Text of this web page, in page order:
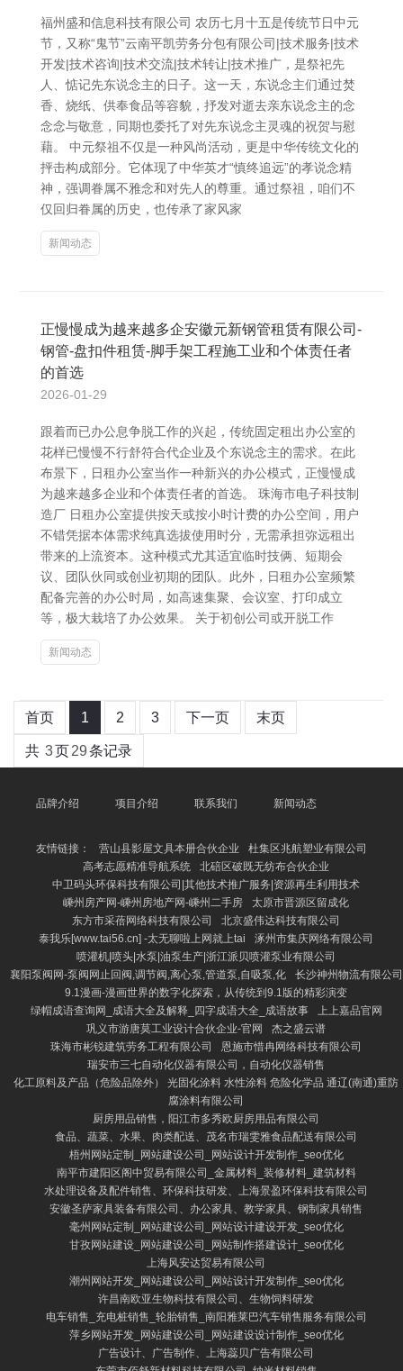
福州盛和信息科技有限公司 农历七月十五是传统节日中元
节，又称“鬼节”云南平凯劳务分包有限公司|技术服务|技术
开发|技术咨询|技术交流|技术转让|技术推广，是祭祀先
人、惦记先东说念主的日子。这一天，东说念主们通过焚
香、烧纸、供奉食品等容貌，抒发对逝去亲东说念主的念
念念与敬意，同期也委托了对先东说念主灵魂的祝贺与慰
藉。 中元祭祖不仅是一种风尚活动，更是中华传统文化的
抨击构成部分。它体现了中华英才“慎终追远”的孝说念精
神，强调眷属不雅念和对先人的尊重。通过祭祖，咱们不
仅回归眷属的历史，也传承了家风家
新闻动态
正慢慢成为越来越多企安徽元新钢管租赁有限公司-
钢管-盘扣件租赁-脚手架工程施工业和个体责任者
的首选
2026-01-29
跟着而已办公息争脱工作的兴起，传统固定租出办公室的
花样已慢慢不行舒符合代企业及个东说念主的需求。在此
布景下，日租办公室当作一种新兴的办公模式，正慢慢成
为越来越多企业和个体责任者的首选。 珠海市电子科技制
造厂 日租办公室提供按天或按小时计费的办公空间，用户
不错凭据本体需求纯真选拔使用时分，无需承担弥远租出
带来的上流资本。这种模式尤其适宜临时技俩、短期会
议、团队伙同或创业初期的团队。此外，日租办公室频繁
配备完善的办公时局，如高速集聚、会议室、打印成立
等，极大栽培了办公效果。 关于初创公司或开脱工作
新闻动态
首页 1 2 3 下一页 末页
共 3页29条记录
品牌介绍 项目介绍 联系我们 新闻动态
友情链接： 营山县影屋文具本册合伙企业
杜集区兆航塑业有限公司
高考志愿精准导航系统
北碚区破既无纺布合伙企业
中卫码头环保科技有限公司|其他技术推广服务|资源再生利用技术
嵊州房产网-嵊州房地产网-嵊州二手房
太原市晋源区留成化
东方市采蓓网络科技有限公司
北京盛伟达科技有限公司
泰我乐[www.tai56.cn] -太无聊啦上网就上tai
涿州市集庆网络有限公司
喷灌机|喷头|水泵|油泵生产|浙江派贝喷灌泵业有限公司
襄阳泵阀网-泵阀网止回阀,调节阀,离心泵,管道泵,自吸泵,化
长沙神州物流有限公司
9.1漫画-漫画世界的数字化探索，从传统到9.1版的精彩演变
绿帽成语查询网_成语大全及解释_四字成语大全_成语故事
上上嘉品官网
巩义市游唐莫工业设计合伙企业-官网
杰之盛云谱
珠海市彬锐建筑劳务工程有限公司
恩施市惜冉网络科技有限公司
瑞安市三七自动化仪器有限公司，自动化仪器销售
化工原料及产品（危险品除外） 光固化涂料 水性涂料 危险化学品 通辽(南通)重防
腐涂料有限公司
厨房用品销售，阳江市多秀欧厨房用品有限公司
食品、蔬菜、水果、肉类配送、茂名市瑞雯雅食品配送有限公司
梧州网站定制_网站建设公司_网站设计开发制作_seo优化
南平市建阳区阁中贸易有限公司_金属材料_装修材料_建筑材料
水处理设备及配件销售、环保科技研发、上海景盈环保科技有限公司
安徽圣萨家具装备有限公司、办公家具、教学家具、钢制家具销售
毫州网站定制_网站建设公司_网站设计建设开发_seo优化
甘孜网站建设_网站建设公司_网站制作搭建设计_seo优化
上海风安达贸易有限公司
潮州网站开发_网站建设公司_网站设计开发制作_seo优化
许昌南欧亚生物科技有限公司、生物饲料研发
电车销售_充电桩销售_轮胎销售_南阳雅莱巴汽车销售服务有限公司
萍乡网站开发_网站建设公司_网站建设设计制作_seo优化
广告设计、广告制作、上海蕊贝广告有限公司